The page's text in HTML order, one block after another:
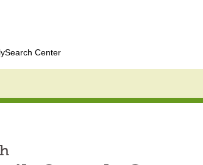
Center